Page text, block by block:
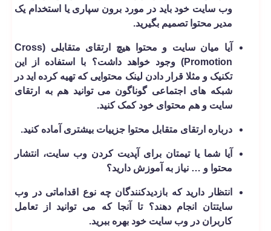
وب سایت خود باید در مورد برون سپاری یا استخدام یک
مدیر محتوا تصمیم بگیرید.
آیا میان سایت و محتوا هیچ ارتقای متقابلی (Cross
Promotion) وجود خواهد داشت؟ با استفاده از این
تکنیک و مثلا قرار دادن لینک محتوایی که تهیه کرده اید در
شبکه های اجتماعی گوناگون می توانید هم به ارتقای
سایت و هم محتوای خود کمک کنید.
درباره ارتقای متقابل محتوا جزییات بیشتری آماده کنید.
آیا شما یا تیمتان برای آپدیت کردن وب سایت، انتشار
محتوا و … نیاز به آموزش دارید؟
انتظار دارید که بازدیدکنندگان چه نوع اقداماتی در وب
سایتتان انجام دهند؟ تا آنجا که می توانید از تعامل
کاربران در وب سایت خود بهره ببرید.